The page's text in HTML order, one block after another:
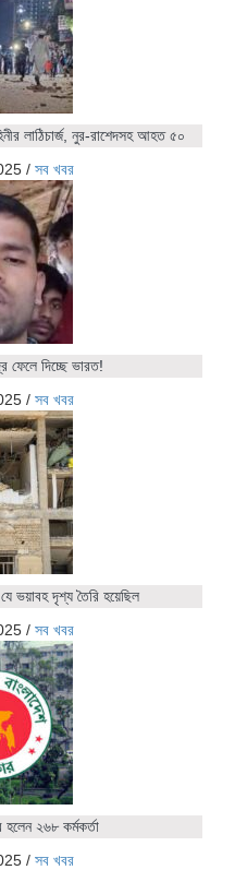
লাঠিচার্জ, নুর-রাশেদসহ আহত ৫০
/ সব খবর
ফেলে দিচ্ছে ভারত!
/ সব খবর
ভয়াবহ দৃশ্য তৈরি হয়েছিল
/ সব খবর
২৬৮ কর্মকর্তা
/ সব খবর